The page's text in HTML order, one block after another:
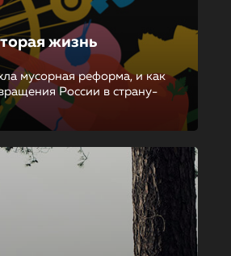
жизнь
мусорная реформа, и как
России в страну-